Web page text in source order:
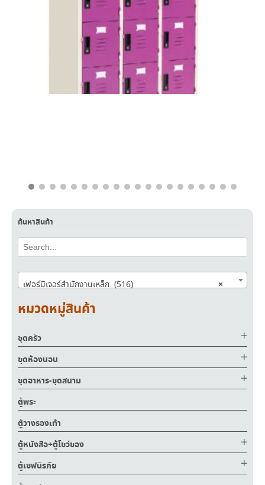
ค้นหาสินค้า
×
เฟอร์นิเจอร์สำนักงานเหล็ก (516)
หมวดหมู่สินค้า
ชุดครัว
ชุดห้องนอน
ชุดอาหาร-ชุดสนาม
ตู้พระ
ตู้วางรองเท้า
ตู้หนังสือ+ตู้โชว์ของ
ตู้เซฟนิรภัย